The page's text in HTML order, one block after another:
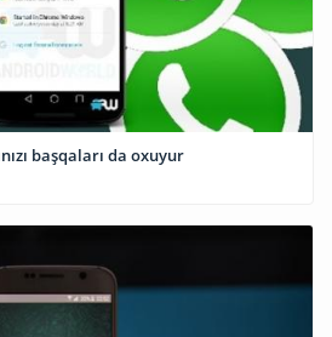
başqaları da oxuyur